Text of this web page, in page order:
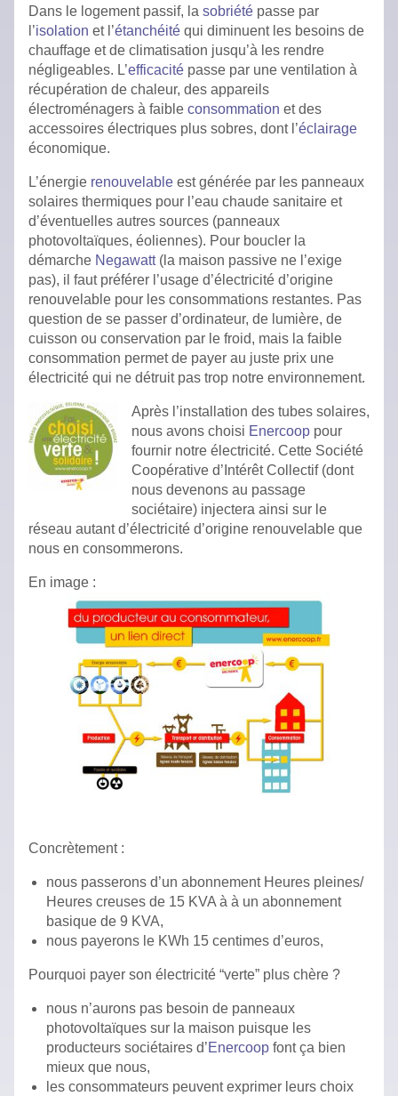
Dans le logement passif, la sobriété passe par
l’isolation et l’étanchéité qui diminuent les besoins de
chauffage et de climatisation jusqu’à les rendre
négligeables. L’efficacité passe par une ventilation à
récupération de chaleur, des appareils
électroménagers à faible consommation et des
accessoires électriques plus sobres, dont l’éclairage
économique.
L’énergie renouvelable est générée par les panneaux
solaires thermiques pour l’eau chaude sanitaire et
d’éventuelles autres sources (panneaux
photovoltaïques, éoliennes). Pour boucler la
démarche Negawatt(la maison passive ne l’exige
pas), il faut préférer l’usage d’électricité d’origine
renouvelable pour les consommations restantes. Pas
question de se passer d’ordinateur, de lumière, de
cuisson ou conservation par le froid, mais la faible
consommation permet de payer au juste prix une
électricité qui ne détruit pas trop notre environnement.
Après l’installation des tubes solaires,
nous avons choisi Enercoop pour
fournir notre électricité. Cette Société
Coopérative d’Intérêt Collectif (dont
nous devenons au passage
sociétaire) injectera ainsi sur le
réseau autant d’électricité d’origine renouvelable que
nous en consommerons.
En image :
Concrètement :
nous passerons d’un abonnement Heures pleines/
Heures creuses de 15 KVA à à un abonnement
basique de 9 KVA,
nous payerons le KWh 15 centimes d’euros,
Pourquoi payer son électricité “verte” plus chère ?
nous n’aurons pas besoin de panneaux
photovoltaïques sur la maison puisque les
producteurs sociétaires d’Enercoop font ça bien
mieux que nous,
les consommateurs peuvent exprimer leurs choix